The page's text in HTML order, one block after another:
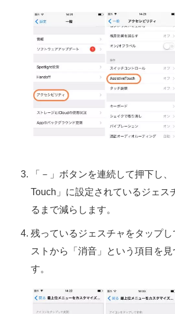
「－」ボタンを連続して押下し
Touch」に設定されているジェス
るまで減らします。
残っているジェスチャをタップし
ストから「消音」という項目を見
す。